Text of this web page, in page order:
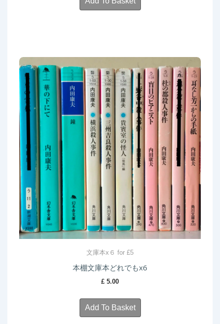
文庫本x６ for £5
本棚文庫本どれでもx6
£ 5.00
Add To Basket